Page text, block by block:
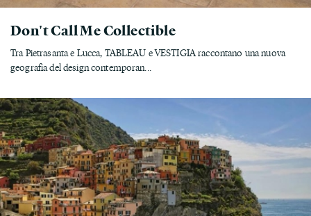
Don't Call Me Collectible
Tra Pietrasanta e Lucca, TABLEAU e VESTIGIA raccontano una nuova
geografia del design contemporan...